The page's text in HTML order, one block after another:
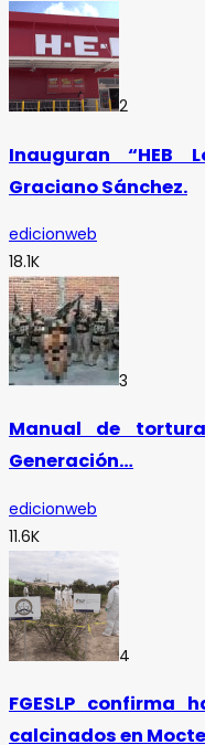
2
Inauguran “HEB
Graciano Sánchez.
edicionweb
18.1K
3
Manual de
Generación…
edicionweb
11.6K
4
FGESLP confirma
calcinados en